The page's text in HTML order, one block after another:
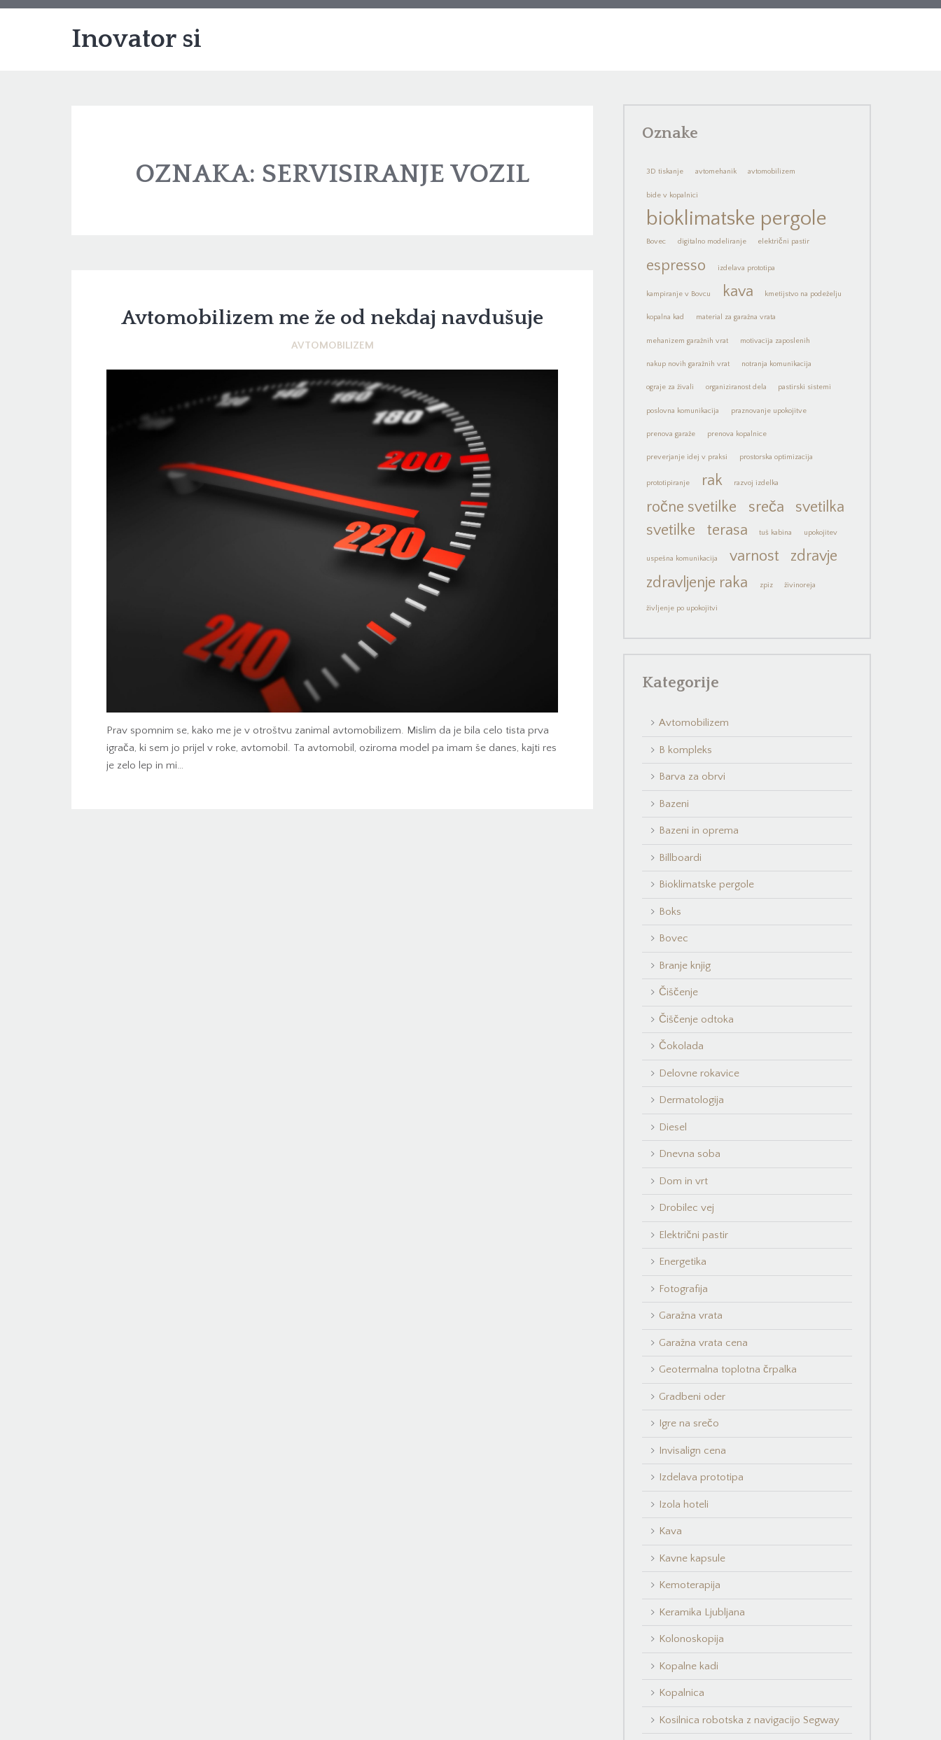
Inovator si
OZNAKA: SERVISIRANJE VOZIL
Avtomobilizem me že od nekdaj navdušuje
AVTOMOBILIZEM
Prav spomnim se, kako me je v otroštvu zanimal avtomobilizem. Mislim da je bila celo tista prva
igrača, ki sem jo prijel v roke, avtomobil. Ta avtomobil, oziroma model pa imam še danes, kajti res
je zelo lep in mi…
Oznake
3D tiskanje avtomehanik avtomobilizem
bide v kopalnici
bioklimatske pergole
Bovec digitalno modeliranje električni pastir
espresso izdelava prototipa
kampiranje v Bovcu kava kmetijstvo na podeželju
kopalna kad material za garažna vrata
mehanizem garažnih vrat motivacija zaposlenih
nakup novih garažnih vrat notranja komunikacija
ograje za živali organiziranost dela pastirski sistemi
poslovna komunikacija praznovanje upokojitve
prenova garaže prenova kopalnice
preverjanje idej v praksi prostorska optimizacija
prototipiranje rak razvoj izdelka
ročne svetilke sreča
svetilka
svetilke
terasa tuš kabina upokojitev
uspešna komunikacija varnost
zdravje
zdravljenje raka
zpiz živinoreja
življenje po upokojitvi
Kategorije
Avtomobilizem
B kompleks
Barva za obrvi
Bazeni
Bazeni in oprema
Billboardi
Bioklimatske pergole
Boks
Bovec
Branje knjig
Čiščenje
Čiščenje odtoka
Čokolada
Delovne rokavice
Dermatologija
Diesel
Dnevna soba
Dom in vrt
Drobilec vej
Električni pastir
Energetika
Fotografija
Garažna vrata
Garažna vrata cena
Geotermalna toplotna črpalka
Gradbeni oder
Igre na srečo
Invisalign cena
Izdelava prototipa
Izola hoteli
Kava
Kavne kapsule
Kemoterapija
Keramika Ljubljana
Kolonoskopija
Kopalne kadi
Kopalnica
Kosilnica robotska z navigacijo Segway